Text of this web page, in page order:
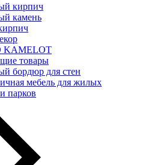
кирпич
камень
KAMELOT
товары
бордюр для стен
мебель для жилых
парков